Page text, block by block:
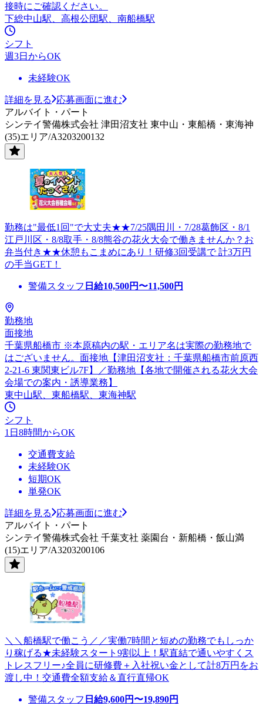
接時にご確認ください。
下総中山駅、高根公団駅、南船橋駅
シフト
週3日からOK
未経験OK
詳細を見る
応募画面に進む
アルバイト・パート
シンテイ警備株式会社 津田沼支社 東中山・東船橋・東海神
(35)エリア/A3203200132
勤務は"最低1回"で大丈夫★★7/25隅田川・7/28葛飾区・8/1
江戸川区・8/8取手・8/8熊谷の花火大会で働きませんか？お
弁当付き★★休憩もこまめにあり！研修3回受講で 計3万円
の手当GET！
警備スタッフ 日給10,500円〜11,500円
勤務地
面接地
千葉県船橋市 ※本原稿内の駅・エリア名は実際の勤務地で
はございません。面接地【津田沼支社：千葉県船橋市前原西
2-21-6 東関東ビル7F】／勤務地【各地で開催される花火大会
会場での案内・誘導業務】
東中山駅、東船橋駅、東海神駅
シフト
1日8時間からOK
交通費支給
未経験OK
短期OK
単発OK
詳細を見る
応募画面に進む
アルバイト・パート
シンテイ警備株式会社 千葉支社 薬園台・新船橋・飯山満
(15)エリア/A3203200106
＼＼船橋駅で働こう／／実働7時間と短めの勤務でもしっか
り稼げる★未経験スタート9割以上！駅直結で通いやすくス
トレスフリー♪全員に研修費＋入社祝い金として計8万円をお
渡し中！交通費全額支給＆直行直帰OK
警備スタッフ 日給9,600円〜19,890円